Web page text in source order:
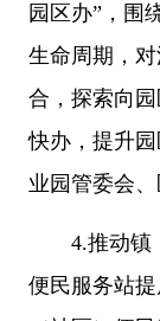
园区办”，围
生命周期，
合，探索向
快办，提升
业园管委会、
4.推动镇（
便民服务站